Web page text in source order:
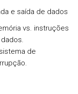
e saída de dados
vs. instruções
de